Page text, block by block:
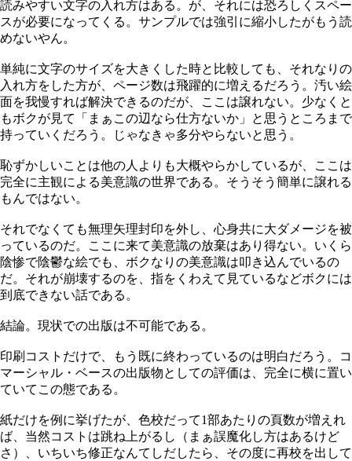
読みやすい文字の入れ方はある。が、それには恐ろしくスペー
スが必要になってくる。サンプルでは強引に縮小したがもう読
めないやん。
単純に文字のサイズを大きくした時と比較しても、それなりの
入れ方をした方が、ページ数は飛躍的に増えるだろう。汚い絵
面を我慢すれば解決できるのだが、ここは譲れない。少なくと
もボクが見て「まぁこの辺なら仕方ないか」と思うところまで
持っていくだろう。じゃなきゃ多分やらないと思う。
恥ずかしいことは他の人よりも大概やらかしているが、ここは
完全に主観による美意識の世界である。そうそう簡単に譲れる
もんではない。
それでなくても無理矢理封印を外し、心身共に大ダメージを被
っているのだ。ここに来て美意識の放棄はあり得ない。いくら
陰惨で陰鬱な絵でも、ボクなりの美意識は叩き込んでいるの
だ。それが崩壊するのを、指をくわえて見ているなどボクには
到底できない話である。
結論。現状での出版は不可能である。
印刷コストだけで、もう既に終わっているのは明白だろう。コ
マーシャル・ベースの出版物としての評価は、完全に横に置い
ていてこの態である。
紙だけを例に挙げたが、色校だって1部あたりの頁数が増えれ
ば、当然コストは跳ね上がるし（まぁ誤魔化し方はあるけど
さ）、いちいち修正なんてしだしたら、その度に再校を出して